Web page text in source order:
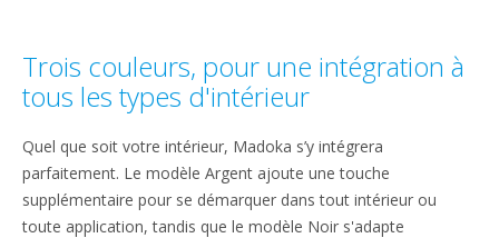
Trois couleurs, pour une intégration à
tous les types d'intérieur
Quel que soit votre intérieur, Madoka s’y intégrera
parfaitement. Le modèle Argent ajoute une touche
supplémentaire pour se démarquer dans tout intérieur ou
toute application, tandis que le modèle Noir s'adapte